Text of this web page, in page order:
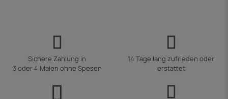
Sichere Zahlung in
3 oder 4 Malen ohne Spesen
14 Tage lang zufrieden oder
erstattet